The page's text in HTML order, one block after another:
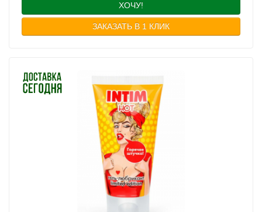
ХОЧУ!
ЗАКАЗАТЬ В 1 КЛИК